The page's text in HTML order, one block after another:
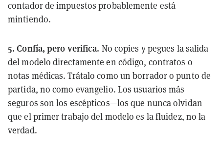
contador de impuestos probablemente está
mintiendo.
5. Confía, pero verifica. No copies y pegues la salida
del modelo directamente en código, contratos o
notas médicas. Trátalo como un borrador o punto de
partida, no como evangelio. Los usuarios más
seguros son los escépticos—los que nunca olvidan
que el primer trabajo del modelo es la fluidez, no la
verdad.